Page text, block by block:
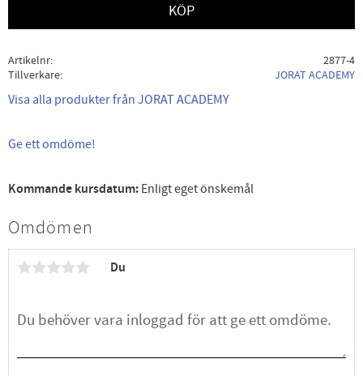
KÖP
Artikelnr
2877-4
Tillverkare
JORAT ACADEMY
Visa alla produkter från JORAT ACADEMY
Ge ett omdöme!
Kommande kursdatum: Enligt eget önskemål
Omdömen
Du